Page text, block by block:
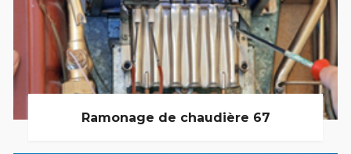
Ramonage de chaudière 67